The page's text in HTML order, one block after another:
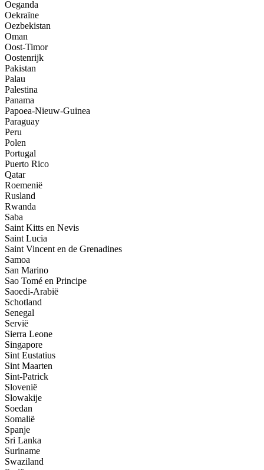
Oeganda
Oekraïne
Oezbekistan
Oman
Oost-Timor
Oostenrijk
Pakistan
Palau
Palestina
Panama
Papoea-Nieuw-Guinea
Paraguay
Peru
Polen
Portugal
Puerto Rico
Qatar
Roemenië
Rusland
Rwanda
Saba
Saint Kitts en Nevis
Saint Lucia
Saint Vincent en de Grenadines
Samoa
San Marino
Sao Tomé en Principe
Saoedi-Arabië
Schotland
Senegal
Servië
Sierra Leone
Singapore
Sint Eustatius
Sint Maarten
Sint-Patrick
Slovenië
Slowakije
Soedan
Somalië
Spanje
Sri Lanka
Suriname
Swaziland